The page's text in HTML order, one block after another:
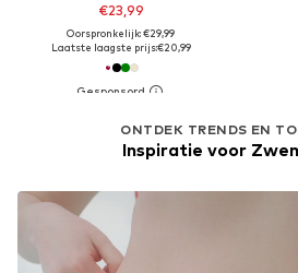
€23,99
Oorspronkelijk: €29,99
Laatste laagste prijs:€20,99
ONTDEK TRENDS EN
Inspiratie voor